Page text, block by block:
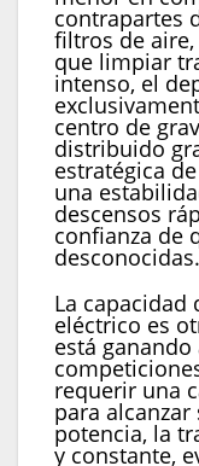
contrapartes
filtros de
que limpiar
intenso, el
centro de
distribuido
estratégica
una
descensos
confianza de
desconocidas.
La
eléctrico es
está
requerir una
para
potencia, la
y constante,